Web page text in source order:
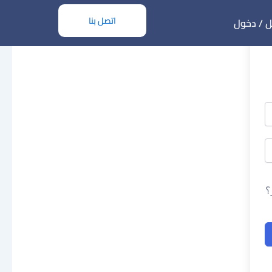
/ دخول اتصل بنا